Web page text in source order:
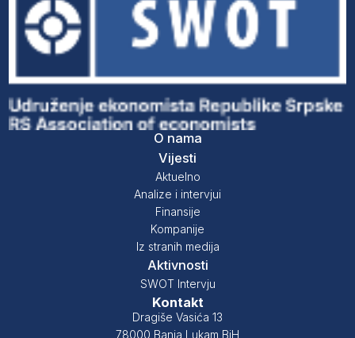
O nama
Vijesti
Aktuelno
Analize i intervjui
Finansije
Kompanije
Iz stranih medija
Aktivnosti
SWOT Intervju
Kontakt
Dragiše Vasića 13
78000 Banja Lukam BiH